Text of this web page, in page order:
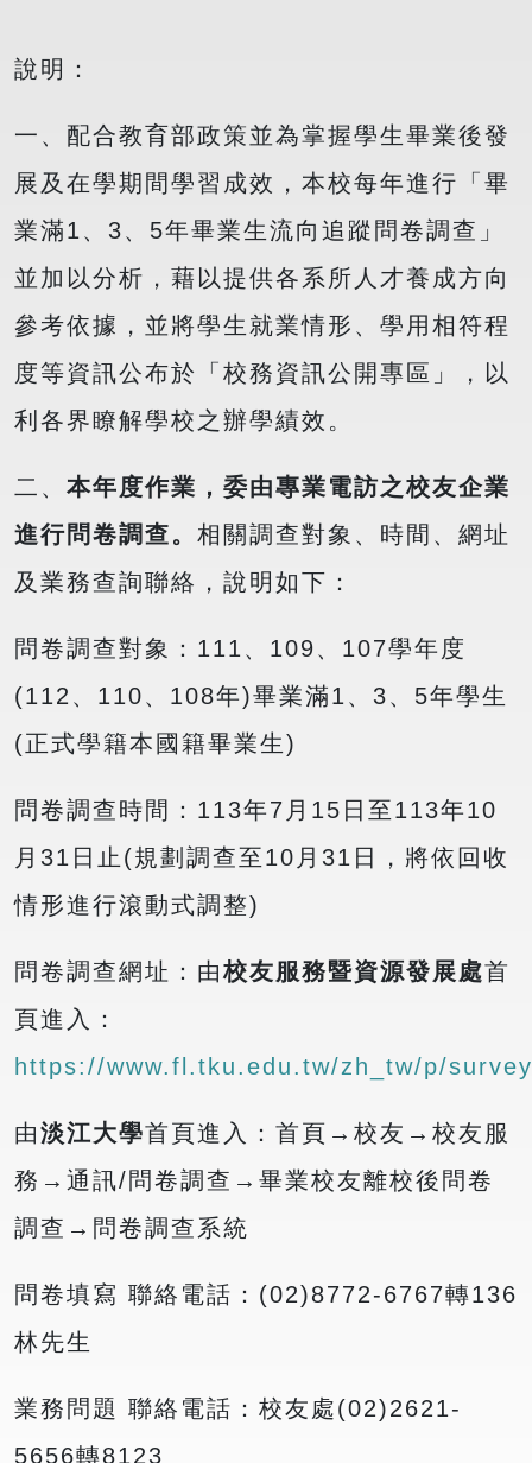
說明：
一、配合教育部政策並為掌握學生畢業後發
展及在學期間學習成效，本校每年進行「畢
業滿1、3、5年畢業生流向追蹤問卷調查」
並加以分析，藉以提供各系所人才養成方向
參考依據，並將學生就業情形、學用相符程
度等資訊公布於「校務資訊公開專區」，以
利各界瞭解學校之辦學績效。
二、 本年度作業， 委由專業電訪之校友企業
進行問卷調查。 相關調查對象、時間、網址
及業務查詢聯絡，說明如下：
問卷調查對象：111、109、107學年度
(112、110、108年)畢業滿1、3、5年學生
(正式學籍本國籍畢業生)
問卷調查時間：113年7月15日至113年10
月31日止(規劃調查至10月31日，將依回收
情形進行滾動式調整)
問卷調查網址：由校友服務暨資源發展處首
頁進入：
https://www.fl.tku.edu.tw/zh_tw/p/survey
由淡江大學首頁進入：首頁→校友→校友服
務→通訊/問卷調查→畢業校友離校後問卷
調查→問卷調查系統
問卷填寫 聯絡電話：(02)8772-6767轉136
林先生
業務問題 聯絡電話：校友處(02)2621-
5656轉8123